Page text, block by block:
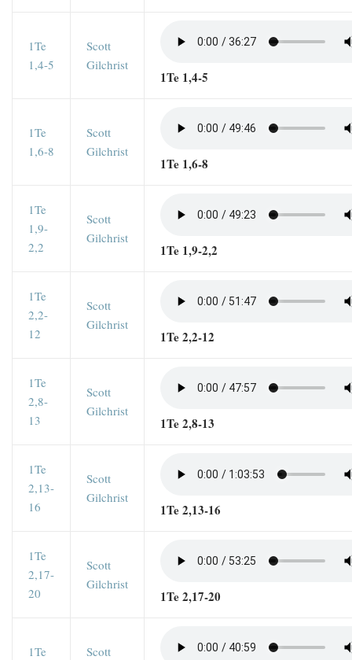
1Te
1,4-5
Scott
Gilchrist
1Te 1,4-5
1Te
1,6-8
Scott
Gilchrist
1Te 1,6-8
1Te
1,9-
2,2
Scott
Gilchrist
1Te 1,9-2,2
1Te
2,2-
12
Scott
Gilchrist
1Te 2,2-12
1Te
2,8-
13
Scott
Gilchrist
1Te 2,8-13
1Te
2,13-
16
Scott
Gilchrist
1Te 2,13-16
1Te
2,17-
20
Scott
Gilchrist
1Te 2,17-20
1Te
Scott